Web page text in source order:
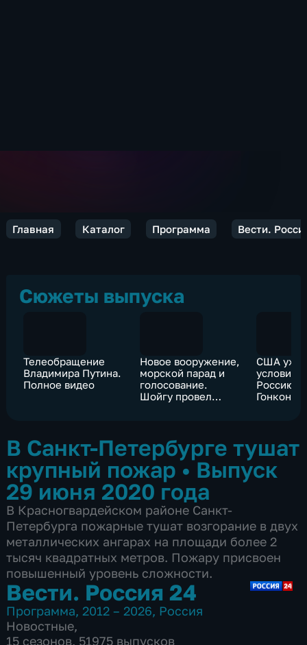
Главная Каталог Программа Вести.
Сюжеты выпуска
Телеобращение
Владимира Путина.
Полное видео
Новое вооружение,
морской парад и
голосование.
Шойгу провел
США
условия
Россию,
Гонконг
В Санкт-Петербурге тушат
крупный пожар•Выпуск
29 июня 2020 года
В Красногвардейском районе Санкт-
Петербурга пожарные тушат возгорание в двух
металлических ангарах на площади более 2
тысяч квадратных метров. Пожару присвоен
повышенный уровень сложности.
Вести. Россия 24
Программа, 2012 – 2026, Россия
Новостные,
15 сезонов, 51975 выпусков